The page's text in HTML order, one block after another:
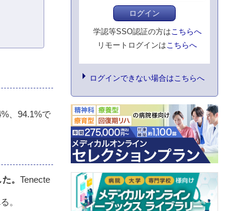
、94.1%で
。 Tenecte
。
ログイン
学認等SSO認証の方はこちらへ
リモートログインはこちらへ
ログインできない場合はこちらへ